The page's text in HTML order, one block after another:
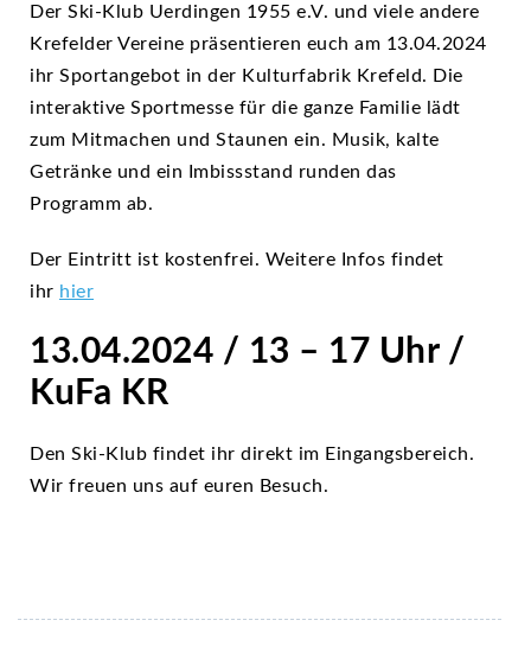
Der Ski-Klub Uerdingen 1955 e.V. und viele andere
Krefelder Vereine präsentieren euch am 13.04.2024
ihr Sportangebot in der Kulturfabrik Krefeld. Die
interaktive Sportmesse für die ganze Familie lädt
zum Mitmachen und Staunen ein. Musik, kalte
Getränke und ein Imbissstand runden das
Programm ab.
Der Eintritt ist kostenfrei. Weitere Infos findet
ihr hier
13.04.2024 / 13 – 17 Uhr /
KuFa KR
Den Ski-Klub findet ihr direkt im Eingangsbereich.
Wir freuen uns auf euren Besuch.